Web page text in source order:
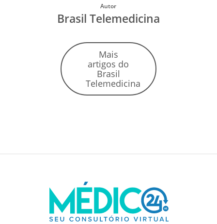
Autor
Brasil Telemedicina
Mais
artigos do
Brasil
Telemedicina